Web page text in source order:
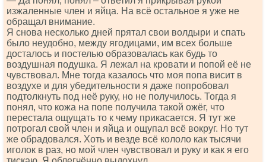
изжаленные член и яйца. На всё остальное я уже не
обращал внимание.
Я снова несколько дней прятал свои волдыри и спать
было неудобно, между ягодицами, им всех больше
досталось и постелью образовалась как будь то
воздушная подушка. Я лежал на кровати и попой её не
чувствовал. Мне тогда казалось что моя попа висит в
воздухе и для убедительности я даже попробовал
подтолкнуть под неё руку, но не получилось. Тогда я
понял, что кожа на попе получила такой ожёг, что
перестала ощущать то к чему прикасается. Я тут же
потрогал свой член и яйца и ощупал всё вокруг. Но тут
же обрадовался. Хоть и везде всё кололо как тысячи
иголок в раз, но мой член чувствовал и руку и как я его